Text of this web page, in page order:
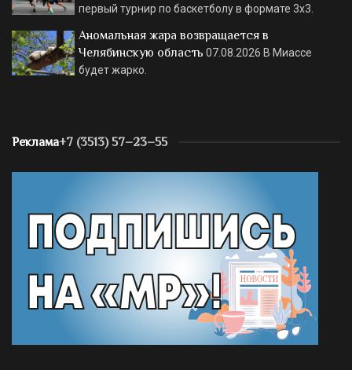
первый турнир по баскетболу в формате 3х3.
Аномальная жара возвращается в
Челябинскую область 07.08.2026 В Миассе
будет жарко.
Реклама+7 (3513) 57–23–55